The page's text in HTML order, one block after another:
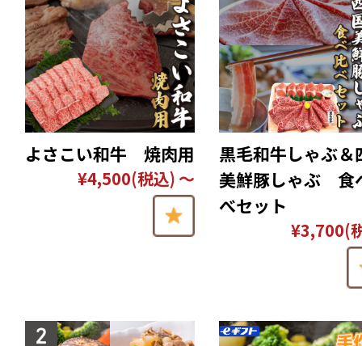
よさこい和牛 焼肉用
¥4,500(税込) ～
黒毛和牛しゃぶ＆
美鮮豚しゃぶ 食
べセット
¥3,700(